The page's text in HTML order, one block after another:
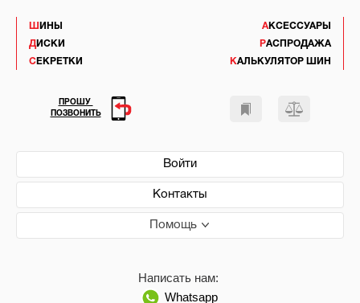
ШИНЫ
ДИСКИ
СЕКРЕТКИ
АКСЕССУАРЫ
РАСПРОДАЖА
КАЛЬКУЛЯТОР ШИН
Войти
Контакты
Помощь
Написать нам:
Whatsapp
ПРОШУ
ПОЗВОНИТЬ